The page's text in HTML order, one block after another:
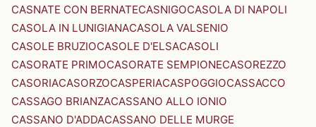
CASNATE CON BERNATECASNIGOCASOLA DI NAPOLI
CASOLA IN LUNIGIANACASOLA VALSENIO
CASOLE BRUZIOCASOLE D'ELSACASOLI
CASORATE PRIMOCASORATE SEMPIONECASOREZZO
CASORIACASORZOCASPERIACASPOGGIOCASSACCO
CASSAGO BRIANZACASSANO ALLO IONIO
CASSANO D'ADDACASSANO DELLE MURGE